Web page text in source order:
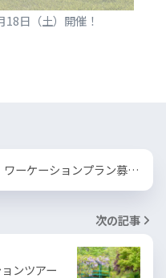
日（土）開催！
ーケーションプラン募…
次の記事
ンツアー